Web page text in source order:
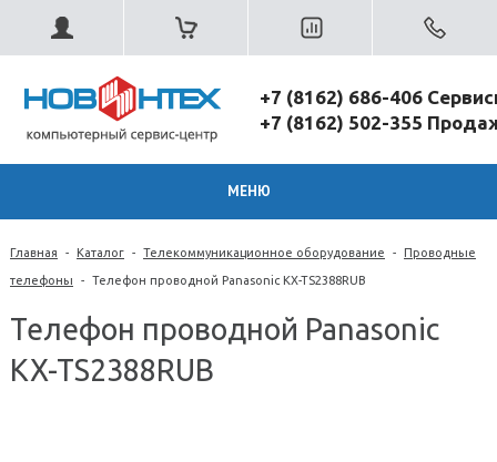
+7 (8162) 686-406
+7 (8162) 502-355
МЕНЮ
Главная - Каталог - Телекоммуникационное оборудование - Проводные
телефоны - Телефон проводной Panasonic KX-TS2388RUB
Телефон проводной Panasonic
KX-TS2388RUB